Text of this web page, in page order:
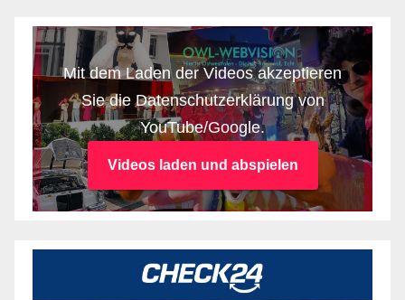
Mit dem Laden der Videos akzeptieren
Sie die Datenschutzerklärung von
YouTube/Google.
Videos laden und abspielen